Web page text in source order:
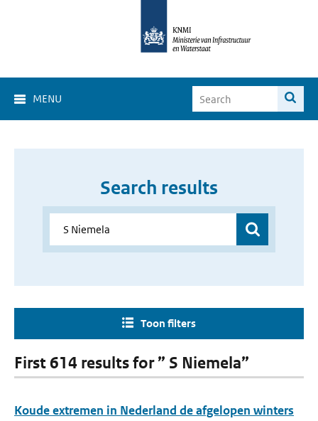
MENU
Search results
Toon filters
First 614 results for ” S Niemela”
Koude extremen in Nederland de afgelopen winters